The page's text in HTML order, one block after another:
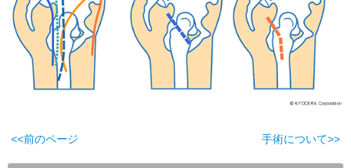
<<前のページ 手術について>>